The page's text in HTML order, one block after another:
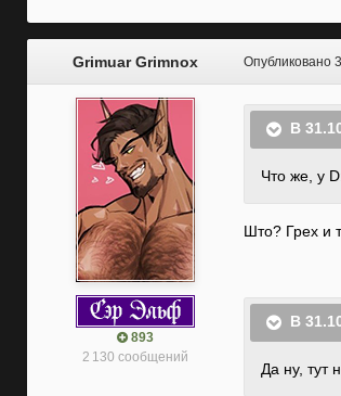
Grimuar Grimnox
893
2 130 сообщений
Опубликовано
В
Что же, у
Што? Грех и
В
Да ну, тут